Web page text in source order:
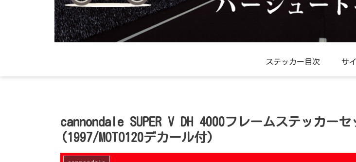
ステッカー目次 サ
cannondale SUPER V DH 4000フレームステッカーセ
(1997/MOTO120デカール付)